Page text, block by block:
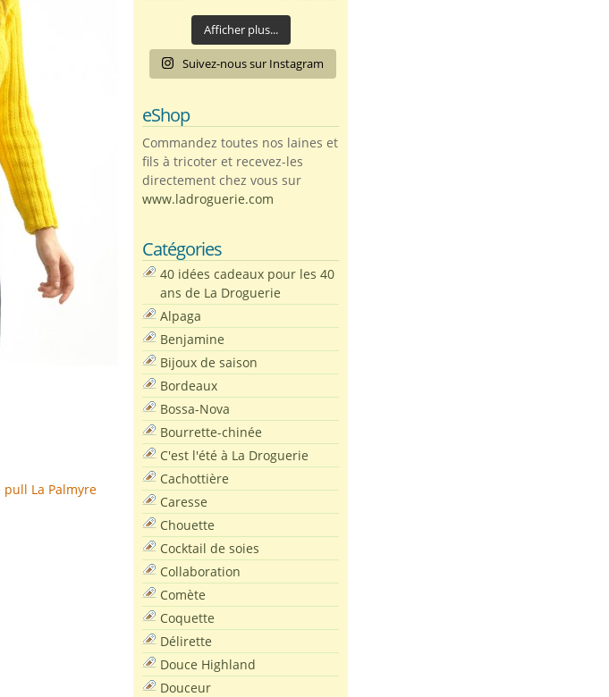
Afficher plus...
Suivez-nous sur Instagram
eShop
Commandez toutes nos laines et
fils à tricoter et recevez-les
directement chez vous sur
www.ladroguerie.com
Catégories
40 idées cadeaux pour les 40
ans de La Droguerie
Alpaga
Benjamine
Bijoux de saison
Bordeaux
Bossa-Nova
Bourrette-chinée
C'est l'été à La Droguerie
Cachottière
Caresse
Chouette
Cocktail de soies
Collaboration
Comète
Coquette
Délirette
Douce Highland
Douceur